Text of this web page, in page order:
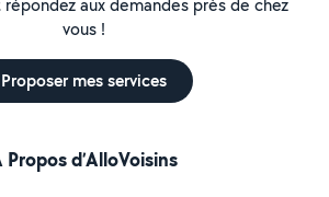
répondez aux demandes près de chez
vous !
Proposer mes services
Propos d’AlloVoisins